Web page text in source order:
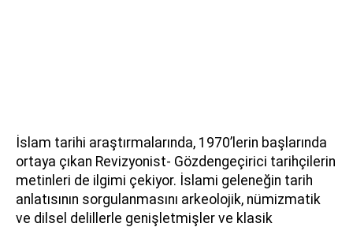
İslam tarihi araştırmalarında, 1970’lerin başlarında
ortaya çıkan Revizyonist- Gözdengeçirici tarihçilerin
metinleri de ilgimi çekiyor. İslami geleneğin tarih
anlatısının sorgulanmasını arkeolojik, nümizmatik
ve dilsel delillerle genişletmişler ve klasik